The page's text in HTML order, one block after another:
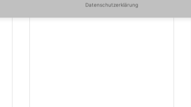
Datenschutzerklärung